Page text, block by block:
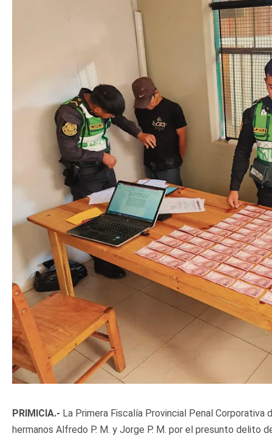
PRIMICIA.- La Primera Fiscalía Provincial Penal Corporativa
hermanos Alfredo P. M. y Jorge P. M. por el presunto delito